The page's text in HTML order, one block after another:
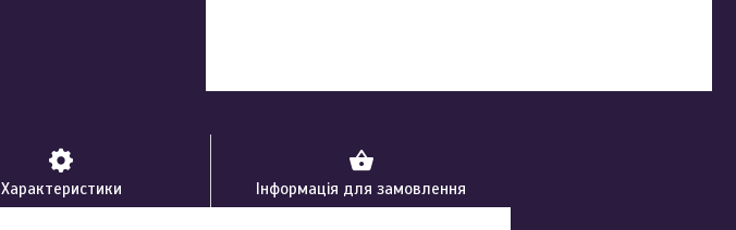
Характеристики Інформація для замовлення